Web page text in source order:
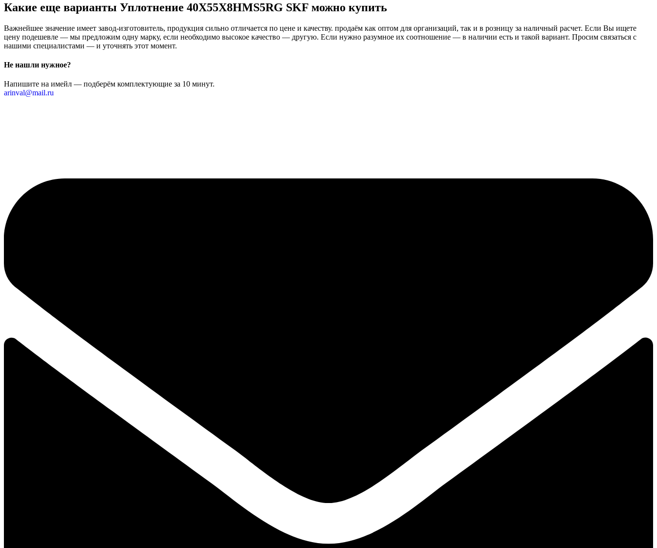
Какие еще варианты Уплотнение 40X55X8HMS5RG SKF можно купить
Важнейшее значение имеет завод-изготовитель, продукция сильно отличается по цене и качеству. продаём как оптом для организаций, так и в розницу за наличный расчет. Если Вы ищете
цену подешевле — мы предложим одну марку, если необходимо высокое качество — другую. Если нужно разумное их соотношение — в наличии есть и такой вариант. Просим связаться с
нашими специалистами — и уточнять этот момент.
Не нашли нужное?
Напишите на имейл — подберём комплектующие за 10 минут.
arinval@mail.ru